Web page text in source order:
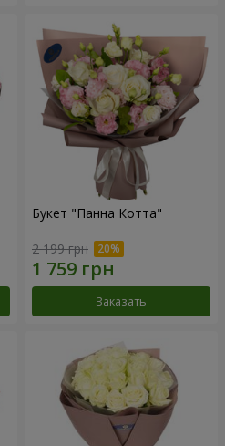
Букет "Панна Котта"
2 199 грн
Заказать